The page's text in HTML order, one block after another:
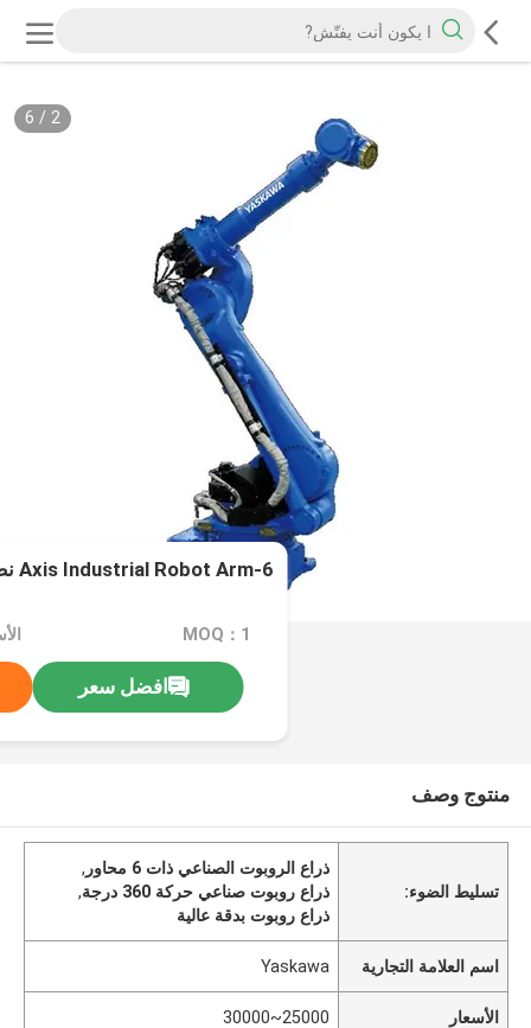
2
/
6
6-Axis Industrial Robot Arm نطاق حركة 360 درجة
MOQ：1
افضل سعر
منتوج وصف
تسليط الضوء:
ذراع الروبوت الصناعي ذات 6 محاور
,
ذراع روبوت صناعي حركة 360 درجة
,
ذراع روبوت بدقة عالية
اسم العلامة التجارية Yaskawa
الأسعار 25000~30000